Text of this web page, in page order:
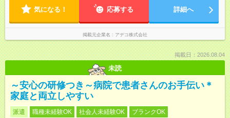
気になる！ 応募する 詳細へ
掲載元企業名 アデコ株式会社
掲載日：2026.08.04
未読
～安心の研修つき～病院で患者さんのお手伝い＊
家庭と両立しやすい
派遣 職種未経験OK 社会人未経験OK
ブランクOK